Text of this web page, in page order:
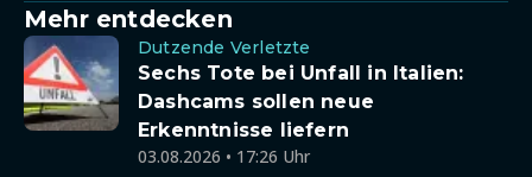
Mehr entdecken
Dutzende Verletzte
Sechs Tote bei Unfall in Italien:
Dashcams sollen neue
Erkenntnisse liefern
03.08.2026 • 17:26 Uhr